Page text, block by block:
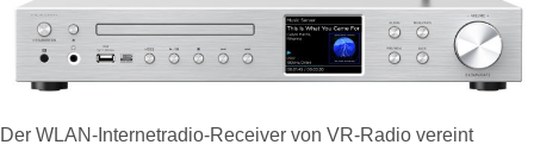
Der WLAN-Internetradio-Receiver von VR-Radio vereint